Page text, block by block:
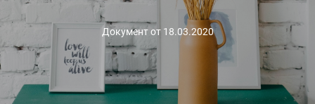
Документ от 18.03.2020